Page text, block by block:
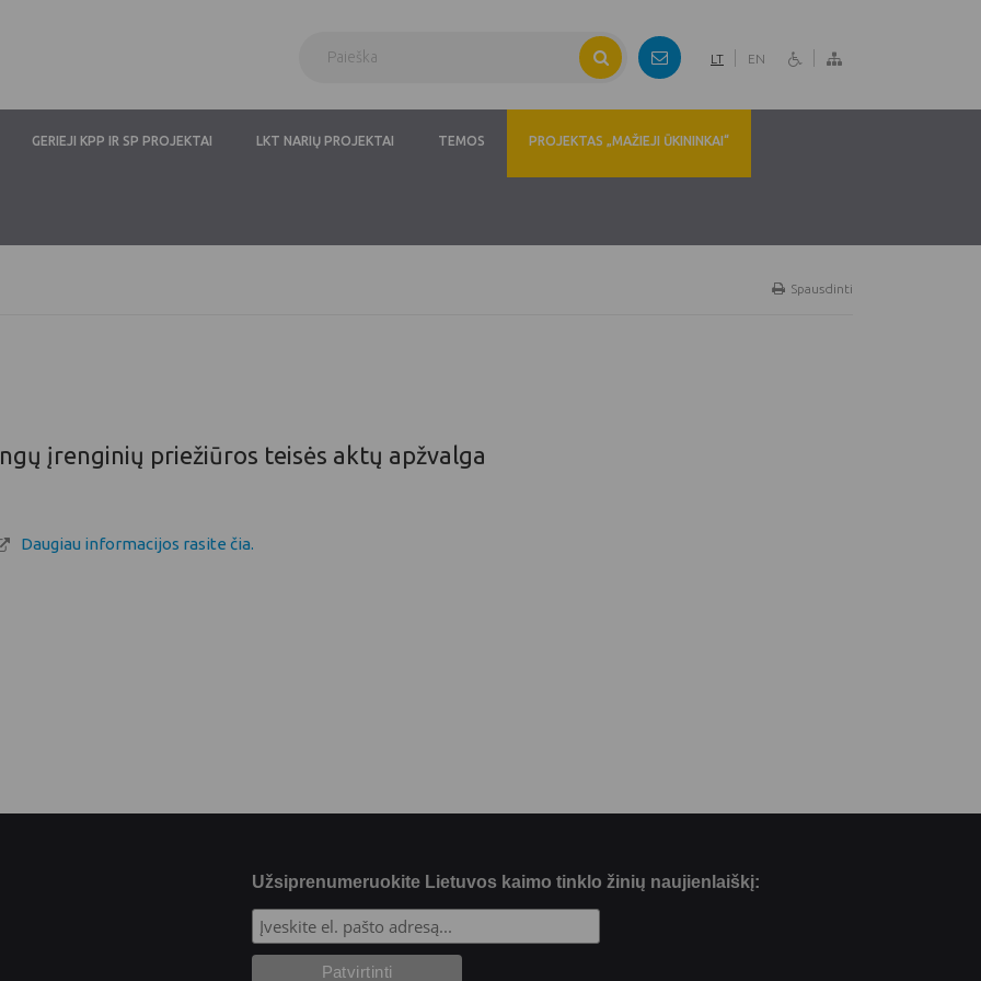
LT EN
GERIEJI KPP IR SP PROJEKTAI LKT NARIŲ PROJEKTAI TEMOS PROJEKTAS „MAŽIEJI ŪKININKAI“
Spausdinti
įrenginių priežiūros teisės aktų apžvalga
Daugiau informacijos rasite čia.
Užsiprenumeruokite Lietuvos kaimo tinklo žinių naujienlaiškį: